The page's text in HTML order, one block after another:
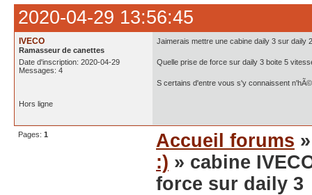
2020-04-29 13:56:45
IVECO
Ramasseur de canettes
Date d'inscription: 2020-04-29
Messages: 4
Jaimerais mettre une cabine daily 3 sur daily
Quelle prise de force sur daily 3 boite 5
S certains d'entre vous s'y connaissent
Hors ligne
Pages: 1 Accueil forums
:) » cabine
force sur daily 3